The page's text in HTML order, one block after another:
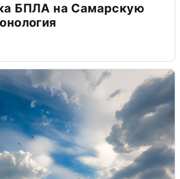
БПЛА на Самарскую